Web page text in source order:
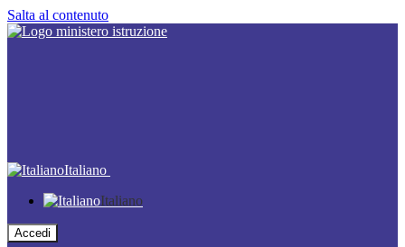
Salta al contenuto
Italiano
Italiano
Accedi